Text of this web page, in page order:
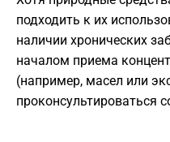
подходить к их
наличии хронических
началом приема
(например, масел или
проконсультироваться